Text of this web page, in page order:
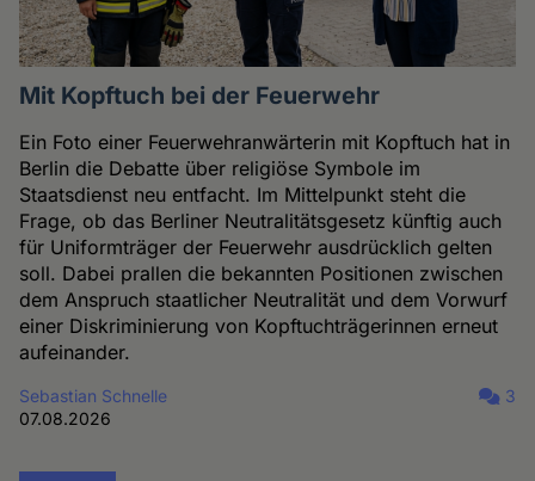
Mit Kopftuch bei der Feuerwehr
Ein Foto einer Feuerwehranwärterin mit Kopftuch hat in
Berlin die Debatte über religiöse Symbole im
Staatsdienst neu entfacht. Im Mittelpunkt steht die
Frage, ob das Berliner Neutralitätsgesetz künftig auch
für Uniformträger der Feuerwehr ausdrücklich gelten
soll. Dabei prallen die bekannten Positionen zwischen
dem Anspruch staatlicher Neutralität und dem Vorwurf
einer Diskriminierung von Kopftuchträgerinnen erneut
aufeinander.
Sebastian Schnelle
07.08.2026
3